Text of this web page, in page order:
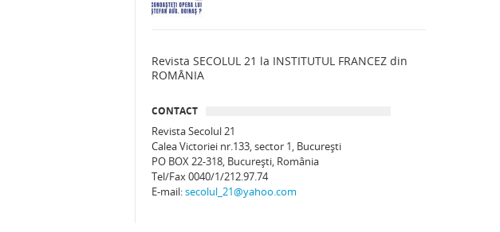
Revista SECOLUL 21 la INSTITUTUL FRANCEZ din
ROMÂNIA
CONTACT
Revista Secolul 21
Calea Victoriei nr.133, sector 1, Bucureşti
PO BOX 22-318, București, România
Tel/Fax 0040/1/212.97.74
E-mail:secolul_21@yahoo.com